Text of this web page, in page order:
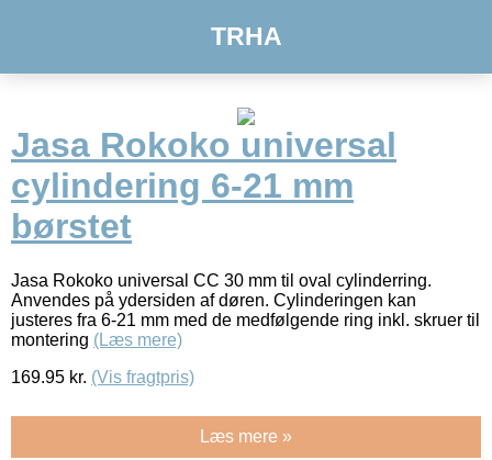
TRHA
Jasa Rokoko universal
cylindering 6-21 mm
børstet
Jasa Rokoko universal CC 30 mm til oval cylinderring.
Anvendes på ydersiden af døren. Cylinderingen kan
justeres fra 6-21 mm med de medfølgende ring inkl. skruer til
montering (Læs mere)
169.95 kr. (Vis fragtpris)
Læs mere »